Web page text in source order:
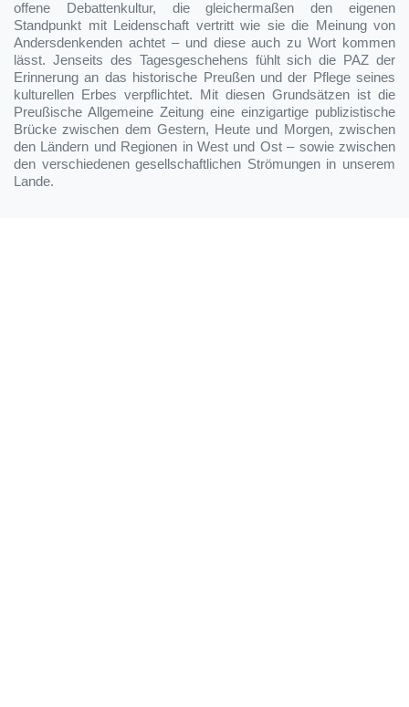
offene Debattenkultur, die gleichermaßen den eigenen
Standpunkt mit Leidenschaft vertritt wie sie die Meinung von
Andersdenkenden achtet – und diese auch zu Wort kommen
lässt. Jenseits des Tagesgeschehens fühlt sich die PAZ der
Erinnerung an das historische Preußen und der Pflege seines
kulturellen Erbes verpflichtet. Mit diesen Grundsätzen ist die
Preußische Allgemeine Zeitung eine einzigartige publizistische
Brücke zwischen dem Gestern, Heute und Morgen, zwischen
den Ländern und Regionen in West und Ost – sowie zwischen
den verschiedenen gesellschaftlichen Strömungen in unserem
Lande.